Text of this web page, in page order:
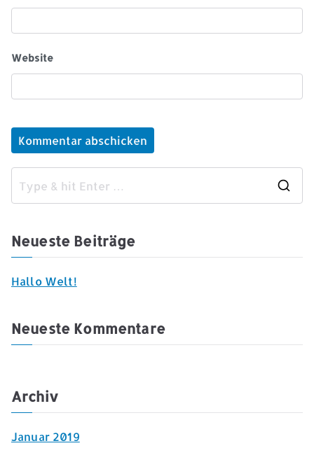
Website
Neueste Beiträge
Hallo Welt!
Neueste Kommentare
Archiv
Januar 2019